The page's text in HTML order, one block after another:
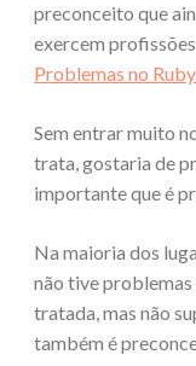
preconceito que
exercem
Problemas no
Sem entrar muito
trata, gostaria de
importante que é
Na maioria dos
não tive problemas
tratada, mas não
também é